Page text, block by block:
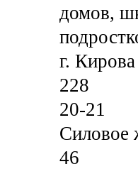
домов,
г.
228
20-21
Силовое
46